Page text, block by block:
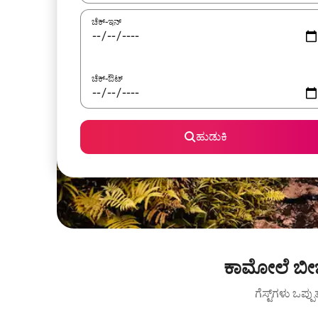
ಚೆಕ್-ಇನ್
ಚೆಕ್-ಔಟ್
ಹುಡುಕಿ
ಕಾಮೋಲೆ
ಗೆಸ್ಟ್‌ಗಳು